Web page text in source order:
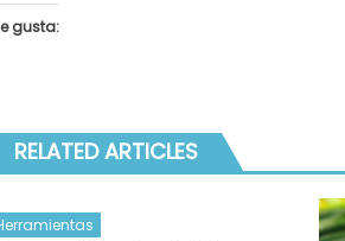
gusta:
RELATED ARTICLES